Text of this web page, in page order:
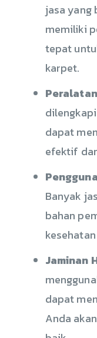
jasa yang
memiliki
tepat
karpet.
dapat
efektif
Banyak
bahan
Jaminan
dapat
Anda